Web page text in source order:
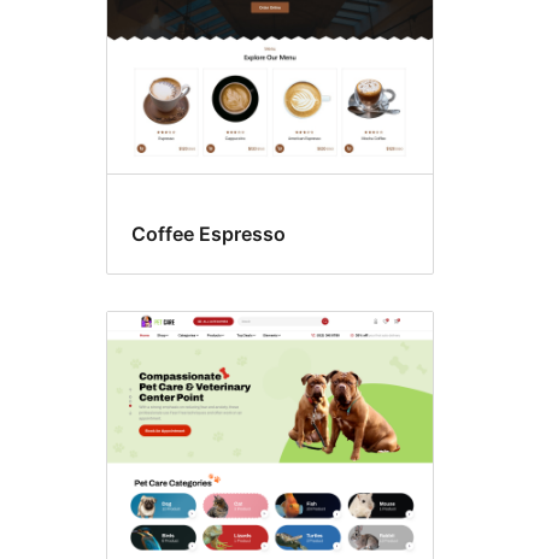
Coffee Espresso